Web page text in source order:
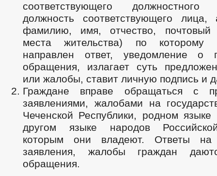
соответствующего
должность соответствующего
фамилию, имя, отчество, почтовый
места жительства) по которому
направлен ответ, уведомление о
обращения, излагает суть
или жалобы, ставит личную подпись и
Граждане вправе обращаться с
заявлениями, жалобами на
Чеченской Республики, родном
другом языке народов
которым они владеют. Ответы на
заявления, жалобы граждан
обращения.